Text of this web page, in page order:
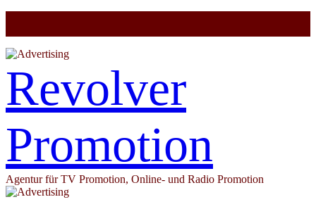
Revolver
Promotion
Agentur für TV Promotion, Online- und Radio Promotion